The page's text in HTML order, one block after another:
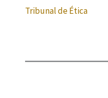
Tribunal de Ética